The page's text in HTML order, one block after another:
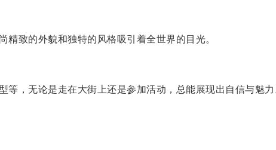
致的外貌和独特的风格吸引着全世界的目光。
，无论是走在大街上还是参加活动，总能展现出自信与魅力